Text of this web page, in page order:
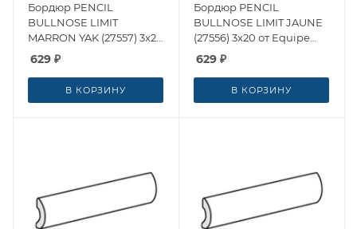
Бордюр PENCIL
BULLNOSE LIMIT
MARRON YAK (27557) 3x20
от Equipe Ceramicas
629 ₽
В КОРЗИНУ
Бордюр PENCIL
BULLNOSE LIMIT JAUNE
(27556) 3x20 от Equipe
Ceramicas (Испания)
629 ₽
В КОРЗИНУ